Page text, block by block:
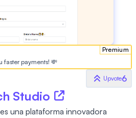
Premium
faster payments! 💸
Upvote6
Studio
una plataforma innovadora